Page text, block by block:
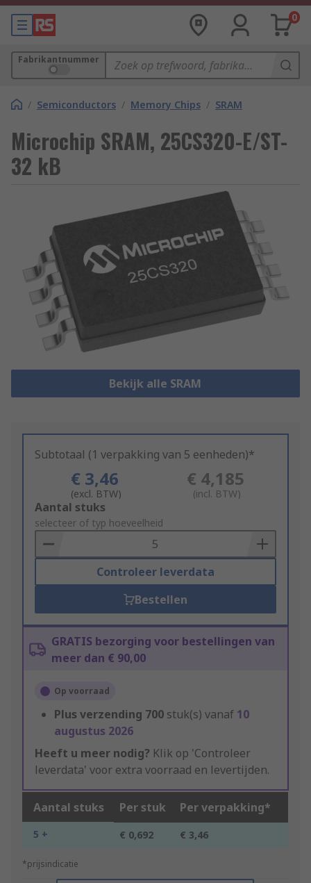
0
Fabrikantnummer
/ Semiconductors / Memory Chips / SRAM
Microchip SRAM, 25CS320-E/ST-
32 kB
Bekijk alle SRAM
Subtotaal (1 verpakking van 5 eenheden)*
€ 3,46
(excl. BTW)
€ 4,185
(incl. BTW)
Add
to
Basket
Aantal stuks
selecteer of typ hoeveelheid
Controleer leverdata
Bestellen
GRATIS bezorging voor bestellingen van
meer dan € 90,00
Op voorraad
Plus verzending 700 stuk(s) vanaf 10
augustus 2026
Heeft u meer nodig? Klik op 'Controleer
leverdata' voor extra voorraad en levertijden.
Aantal stuks Per stuk Per verpakking*
5 + € 0,692 € 3,46
*prijsindicatie